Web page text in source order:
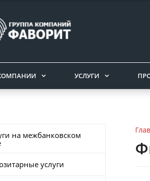
УСЛУГИ
на межбанковском
услуги